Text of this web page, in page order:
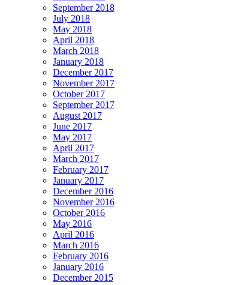
September 2018
July 2018
May 2018
April 2018
March 2018
January 2018
December 2017
November 2017
October 2017
September 2017
August 2017
June 2017
May 2017
April 2017
March 2017
February 2017
January 2017
December 2016
November 2016
October 2016
May 2016
April 2016
March 2016
February 2016
January 2016
December 2015